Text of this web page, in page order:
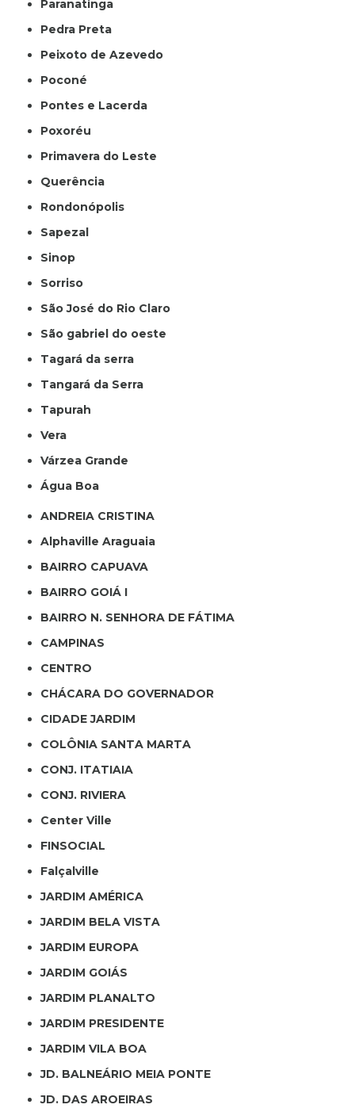
Paranatinga
Pedra Preta
Peixoto de Azevedo
Poconé
Pontes e Lacerda
Poxoréu
Primavera do Leste
Querência
Rondonópolis
Sapezal
Sinop
Sorriso
São José do Rio Claro
São gabriel do oeste
Tagará da serra
Tangará da Serra
Tapurah
Vera
Várzea Grande
Água Boa
ANDREIA CRISTINA
Alphaville Araguaia
BAIRRO CAPUAVA
BAIRRO GOIÁ I
BAIRRO N. SENHORA DE FÁTIMA
CAMPINAS
CENTRO
CHÁCARA DO GOVERNADOR
CIDADE JARDIM
COLÔNIA SANTA MARTA
CONJ. ITATIAIA
CONJ. RIVIERA
Center Ville
FINSOCIAL
Falçalville
JARDIM AMÉRICA
JARDIM BELA VISTA
JARDIM EUROPA
JARDIM GOIÁS
JARDIM PLANALTO
JARDIM PRESIDENTE
JARDIM VILA BOA
JD. BALNEÁRIO MEIA PONTE
JD. DAS AROEIRAS